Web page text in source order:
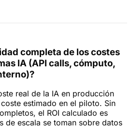
completa de los costes
IA (API calls, cómputo,
real de la IA en producción
estimado en el piloto. Sin
el ROI calculado es
de escala se toman sobre datos